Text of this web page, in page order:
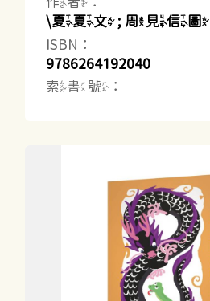
\夏夏文 ; 周見信圖
ISBN：
9786264192040
索書號：